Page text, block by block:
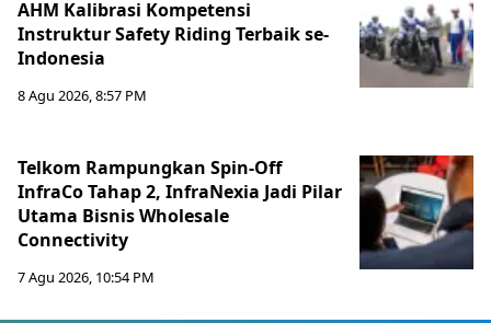
AHM Kalibrasi Kompetensi
Instruktur Safety Riding Terbaik se-
Indonesia
8 Agu 2026, 8:57 PM
Telkom Rampungkan Spin-Off
InfraCo Tahap 2, InfraNexia Jadi Pilar
Utama Bisnis Wholesale
Connectivity
7 Agu 2026, 10:54 PM